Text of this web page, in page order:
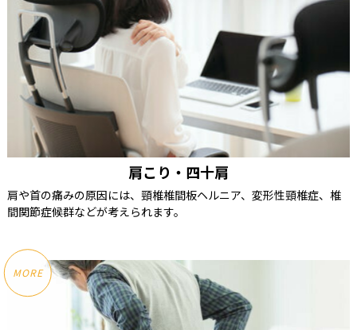
肩こり・四十肩
肩や首の痛みの原因には、頸椎椎間板ヘルニア、変形性頸椎症、椎
間関節症候群などが考えられます。
MORE